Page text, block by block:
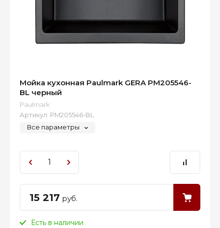
Мойка кухонная Paulmark GERA PM205546-
BL черный
Paulmark
Артикул: PM205546-BL
Все параметры
15 217 руб.
Есть в наличии